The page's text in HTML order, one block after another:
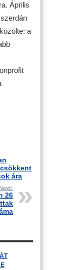
Április
a
ára
26